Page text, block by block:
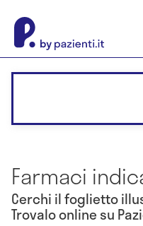
Farmaci
Cerchi il foglietto
Trovalo online su